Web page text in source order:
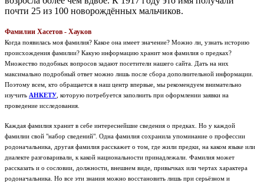
почти 25 из 100 новорождённых мальчиков.
Фамилии Хасетов - Хауков
Когда появилась моя фамилия? Какое она имеет значение? Можно ли, узнать историю
происхождения фамилии? Какую информацию хранит моя фамилия о предках?
Множество подобных вопросов задают посетители нашего сайта. Дать на них
максимально подробный ответ можно лишь после сбора дополнительной информации.
Поэтому всем, кто обращается в наш центр впервые, мы рекомендуем внимательно
изучить АНКЕТУ , которую потребуется заполнить при оформлении заявки на
проведение исследования.
Каждая фамилия хранит в себе интереснейшие сведения о предках. Но у каждой
фамилии свой "набор сведений". Одна фамилия сохранила упоминание о профессии
родоначальника, другая фамилия расскажет о том, где жили предки, на каком языке или
диалекте разговаривали, к какой национальности принадлежали. Фамилия может
рассказать и о сословии, должности, внешнем виде, привычках или чертах характера
родоначальника. Но все эти знания можно восстановить лишь при серьёзном и